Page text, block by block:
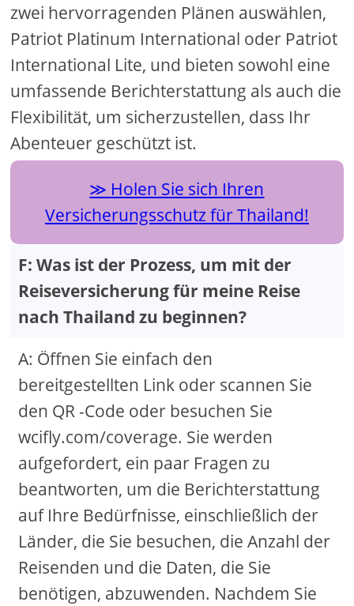
zwei hervorragenden Plänen auswählen,
Patriot Platinum International oder Patriot
International Lite, und bieten sowohl eine
umfassende Berichterstattung als auch die
Flexibilität, um sicherzustellen, dass Ihr
Abenteuer geschützt ist.
Holen Sie sich Ihren
Versicherungsschutz für Thailand!
F: Was ist der Prozess, um mit der
Reiseversicherung für meine Reise
nach Thailand zu beginnen?
A: Öffnen Sie einfach den
bereitgestellten Link oder scannen Sie
den QR -Code oder besuchen Sie
wcifly.com/coverage. Sie werden
aufgefordert, ein paar Fragen zu
beantworten, um die Berichterstattung
auf Ihre Bedürfnisse, einschließlich der
Länder, die Sie besuchen, die Anzahl der
Reisenden und die Daten, die Sie
benötigen, abzuwenden. Nachdem Sie